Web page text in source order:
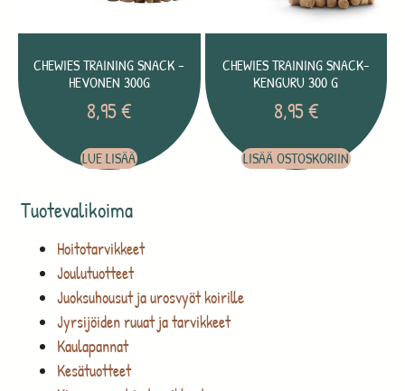
Tuotevalikoima
Hoitotarvikkeet
Joulutuotteet
Juoksuhousut ja urosvyöt koirille
Jyrsijöiden ruuat ja tarvikkeet
Kaulapannat
Kesätuotteet
CHEWIES TRAINING SNACK –
HEVONEN 300G
8,95€
LUE LISÄÄ
CHEWIES TRAINING SNACK-
KENGURU 300 G
8,95€
LISÄÄ OSTOSKORIIN